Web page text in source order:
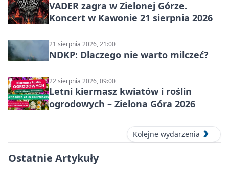
VADER zagra w Zielonej Górze.
Koncert w Kawonie 21 sierpnia 2026
21 sierpnia 2026, 21:00
NDKP: Dlaczego nie warto milczeć?
22 sierpnia 2026, 09:00
Letni kiermasz kwiatów i roślin
ogrodowych – Zielona Góra 2026
Kolejne wydarzenia
Ostatnie Artykuły